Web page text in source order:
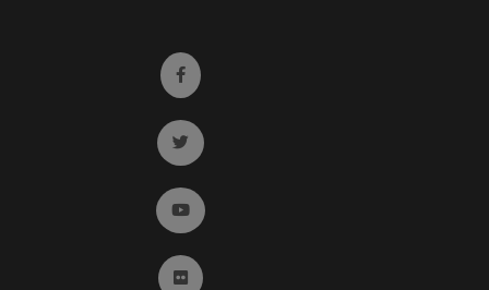
Ir a facebook (abre en ventana nueva)
Ir a twitter (abre en ventana nueva)
Ir a YouTube (abre en ventana nueva)
Ir a Flickr (abre en ventana nueva)